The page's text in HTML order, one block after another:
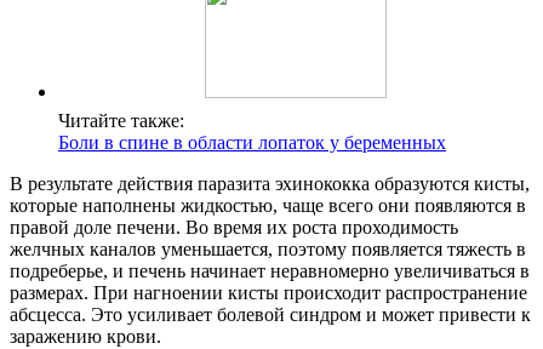
Читайте также:
Боли в спине в области лопаток у беременных
В результате действия паразита эхинококка образуются кисты,
которые наполнены жидкостью, чаще всего они появляются в
правой доле печени. Во время их роста проходимость
желчных каналов уменьшается, поэтому появляется тяжесть в
подреберье, и печень начинает неравномерно увеличиваться в
размерах. При нагноении кисты происходит распространение
абсцесса. Это усиливает болевой синдром и может привести к
заражению крови.